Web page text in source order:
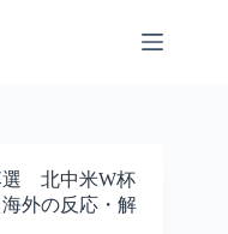
選 北中米W杯
外の反応・解